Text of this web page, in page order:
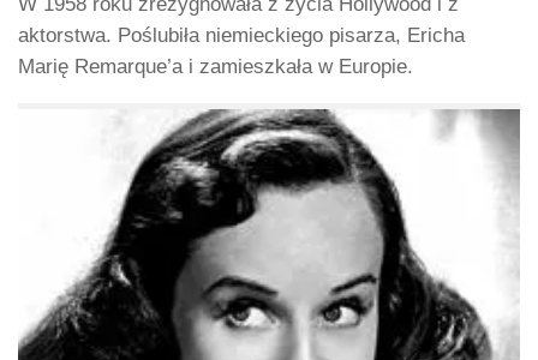
aktorstwa. Poślubiła niemieckiego pisarza, Ericha
Marię Remarque’a i zamieszkała w Europie.